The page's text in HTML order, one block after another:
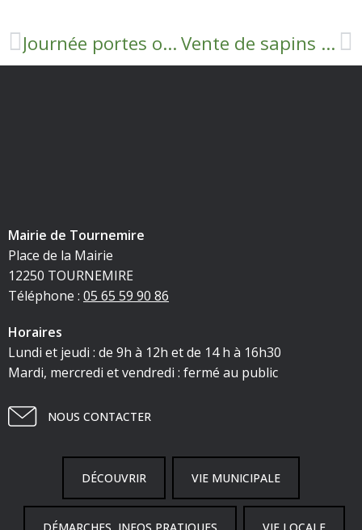
Journée portes ouvertes à Ecotri Vente de sapins Nordmann à l’école de Crépounac
Mairie de Tournemire
Place de la Mairie
12250 TOURNEMIRE
Téléphone : 05 65 59 90 86
Horaires
Lundi et jeudi : de 9h à 12h et de 14 h à 16h30
Mardi, mercredi et vendredi : fermé au public
NOUS CONTACTER
DÉCOUVRIR VIE MUNICIPALE
DÉMARCHES, INFOS PRATIQUES VIE LOCALE